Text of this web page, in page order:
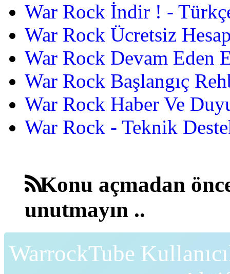
War Rock İndir ! -
War Rock Ücretsiz
War Rock Devam Eden
War Rock Başlangıç
War Rock Haber Ve
War Rock - Teknik
Konu açmadan
unutmayın ..
WarrockTube